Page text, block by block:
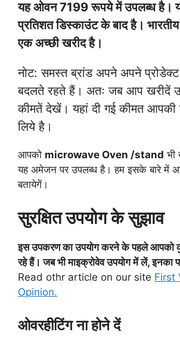
यह ओवन 7199 रूपये में उपलब्ध है।
प्रतिशत डिस्काउंट के बाद है।
एक अच्छी खरीद है।
नोट: समस्त ब्रांड अपने अपने
बदलते रहते हैं। अतः जब आप खरीदें
कीमतें देखें। यहां दी गई कीमत आपकी
लिये है।
आपको microwave Oven /stand भी
यह अमेजन पर उपलब्ध है। हम इसके बारे में
बतायेगें।
सुरक्षित उपयोग के सुझाव
इस उपकरण का उपयोग करने के पहले आपको
रहे हैं। जब भी माइक्रोवेव उपयोग में लें, इनका
Read othr article on our site First
Opinion.
ओवरहीटिंग ना होने दें